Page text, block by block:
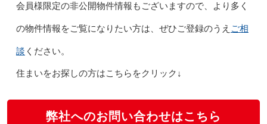
会員様限定の非公開物件情報もございますので、より多く
の物件情報をご覧になりたい方は、ぜひご登録のうえ ご相
談 ください。
住まいをお探しの方はこちらをクリック↓
弊社へのお問い合わせはこちら